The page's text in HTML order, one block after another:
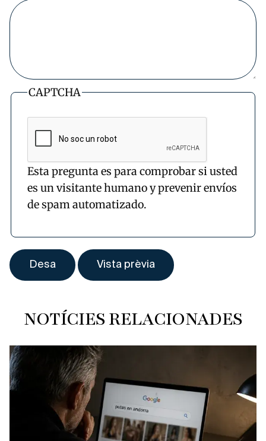
CAPTCHA
Esta pregunta es para comprobar si usted
es un visitante humano y prevenir envíos
de spam automatizado.
NOTÍCIES RELACIONADES